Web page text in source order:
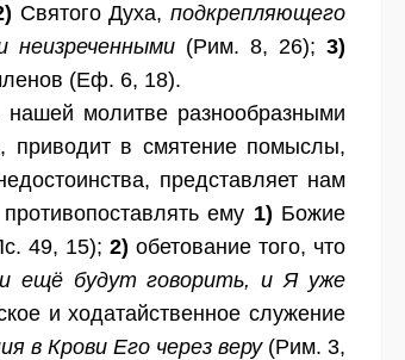
Святого Духа, подкрепляющего
(Рим. 8, 26); 3)
(Еф. 6, 18).
нашей молитве разнообразными
приводит в смятение помыслы,
представляет нам
ему 1) Божие
49, 15);2) обетование того, что
ещё будут говорить, и Я уже
и ходатайственное служение
в Крови Его через веру(Рим. 3,